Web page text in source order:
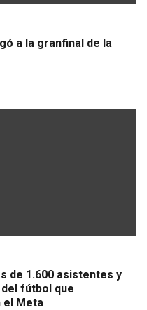
a la granfinal de la
de 1.600 asistentes y
fútbol que
Meta